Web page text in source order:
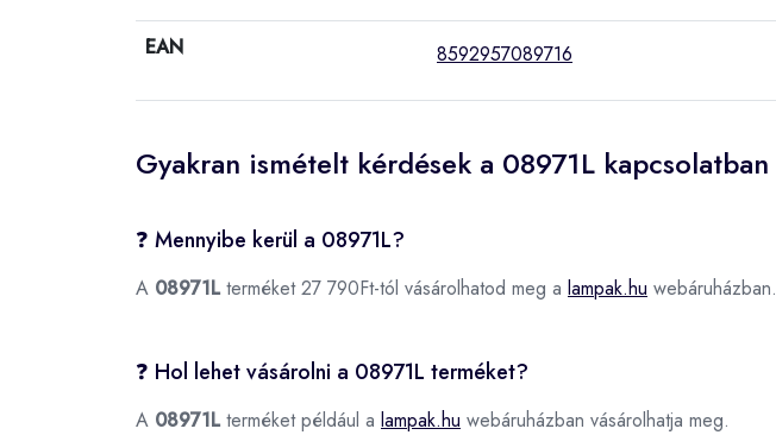
EAN 8592957089716
Gyakran ismételt kérdések a 08971L kapcsolatban
❓ Mennyibe kerül a 08971L?
A 08971Lterméket 27 790Ft-tól vásárolhatod meg a lampak.hu webáruházban.
❓ Hol lehet vásárolni a 08971L terméket?
A 08971Lterméket például a lampak.hu webáruházban vásárolhatja meg.